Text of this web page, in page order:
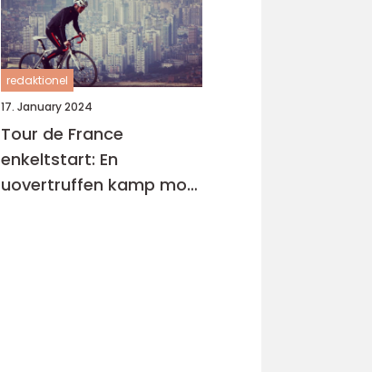
redaktionel
17. January 2024
Tour de France
enkeltstart: En
uovertruffen kamp mod